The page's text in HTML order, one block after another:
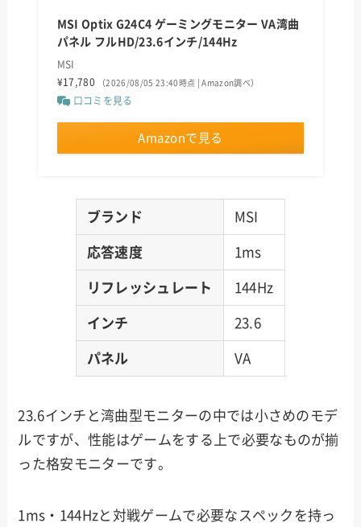
MSI Optix G24C4 ゲーミングモニター VA湾曲
パネル フルHD/23.6インチ/144Hz
MSI
¥17,780
（2026/08/05 23:40時点 | Amazon調べ）
口コミを見る
Amazonで見る
ブランド MSI
応答速度 1ms
リフレッシュレート 144Hz
インチ 23.6
パネル VA
23.6インチと湾曲型モニターの中では小さめのモデ
ルですが、性能はゲームをする上で必要なものが揃
った格安モニターです。
1ms・144Hzと対戦ゲームで必要なスペックを持っ